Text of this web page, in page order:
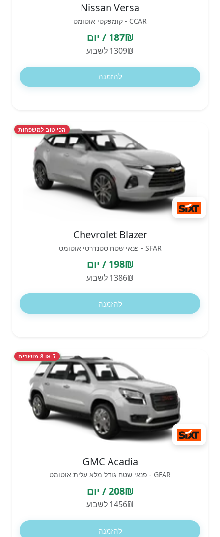
Nissan Versa
CCAR - קומפקטי אוטומט
187₪ / יום
1309₪ לשבוע
להזמנה
הכי טוב למשפחות
Chevrolet Blazer
SFAR - פנאי שטח סטנדרטי אוטומט
198₪ / יום
1386₪ לשבוע
להזמנה
7 או 8 מושבים
GMC Acadia
GFAR - פנאי שטח גודל מלא עלית אוטומט
208₪ / יום
1456₪ לשבוע
להזמנה